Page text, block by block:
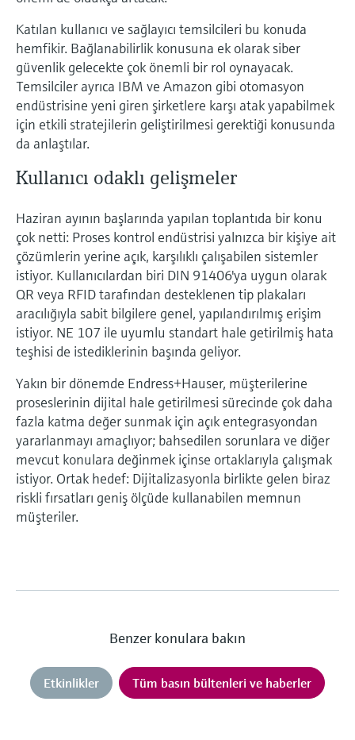
Katılan kullanıcı ve sağlayıcı temsilcileri bu konuda
hemfikir. Bağlanabilirlik konusuna ek olarak siber
güvenlik gelecekte çok önemli bir rol oynayacak.
Temsilciler ayrıca IBM ve Amazon gibi otomasyon
endüstrisine yeni giren şirketlere karşı atak yapabilmek
için etkili stratejilerin geliştirilmesi gerektiği konusunda
da anlaştılar.
Kullanıcı odaklı gelişmeler
Haziran ayının başlarında yapılan toplantıda bir konu
çok netti: Proses kontrol endüstrisi yalnızca bir kişiye ait
çözümlerin yerine açık, karşılıklı çalışabilen sistemler
istiyor. Kullanıcılardan biri DIN 91406'ya uygun olarak
QR veya RFID tarafından desteklenen tip plakaları
aracılığıyla sabit bilgilere genel, yapılandırılmış erişim
istiyor. NE 107 ile uyumlu standart hale getirilmiş hata
teşhisi de istediklerinin başında geliyor.
Yakın bir dönemde Endress+Hauser, müşterilerine
proseslerinin dijital hale getirilmesi sürecinde çok daha
fazla katma değer sunmak için açık entegrasyondan
yararlanmayı amaçlıyor; bahsedilen sorunlara ve diğer
mevcut konulara değinmek içinse ortaklarıyla çalışmak
istiyor. Ortak hedef: Dijitalizasyonla birlikte gelen biraz
riskli fırsatları geniş ölçüde kullanabilen memnun
müşteriler.
Benzer konulara bakın
Etkinlikler Tüm basın bültenleri ve haberler